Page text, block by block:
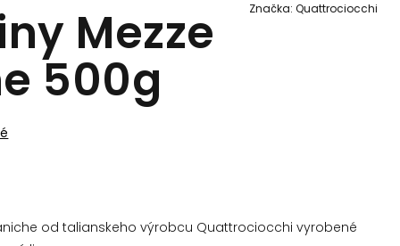
Mezze
500g
od talianskeho výrobcu Quattrociocchi vyrobené
Značka: Quattrociocchi